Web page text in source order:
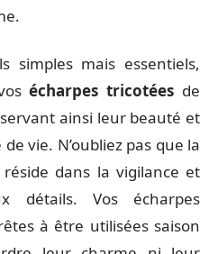
simples mais essentiels,
écharpes tricotées de
ainsi leur beauté et
vie. N’oubliez pas que la
dans la vigilance et
détails. Vos écharpes
à être utilisées saison